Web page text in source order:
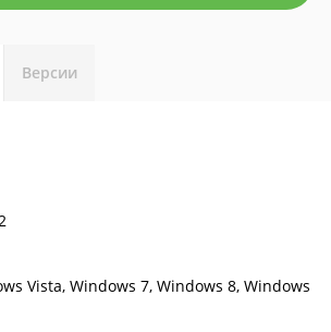
Версии
Vista, Windows 7, Windows 8, Windows